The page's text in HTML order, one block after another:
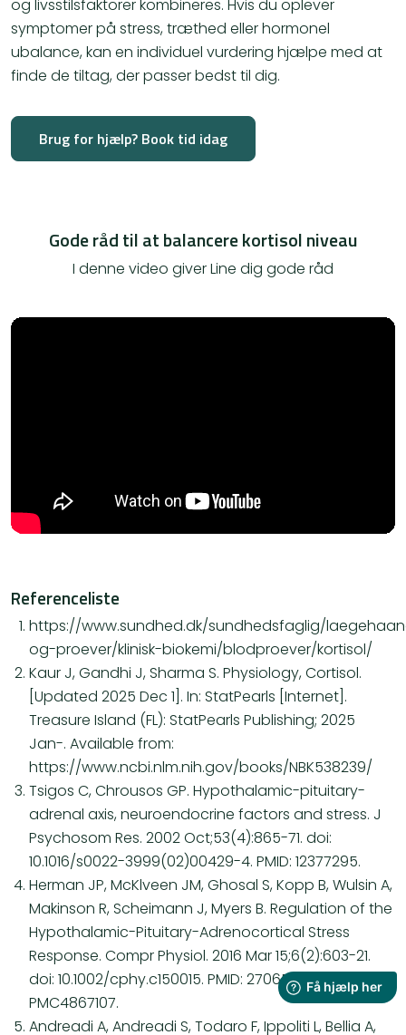
og livsstilsfaktorer kombineres. Hvis du oplever
symptomer på stress, træthed eller hormonel
ubalance, kan en individuel vurdering hjælpe med at
finde de tiltag, der passer bedst til dig.
Brug for hjælp? Book tid idag
Gode råd til at balancere kortisol niveau
I denne video giver Line dig gode råd
Referenceliste
https://www.sundhed.dk/sundhedsfaglig/
og-proever/klinisk-biokemi/blodproever/kortisol/
Kaur J, Gandhi J, Sharma S. Physiology, Cortisol.
[Updated 2025 Dec 1]. In: StatPearls [Internet].
Treasure Island (FL): StatPearls Publishing; 2025
Jan-. Available from:
https://www.ncbi.nlm.nih.gov/books/NBK538239/
Tsigos C, Chrousos GP. Hypothalamic-pituitary-
adrenal axis, neuroendocrine factors and stress. J
Psychosom Res. 2002 Oct;53(4):865-71. doi:
10.1016/s0022-3999(02)00429-4. PMID: 12377295.
Herman JP, McKlveen JM, Ghosal S, Kopp B, Wulsin A,
Makinson R, Scheimann J, Myers B. Regulation of the
Hypothalamic-Pituitary-Adrenocortical Stress
Response. Compr Physiol. 2016 Mar 15;6(2):603-21.
doi: 10.1002/cphy.c150015. PMID: 27065163; PMCID:
PMC4867107.
Andreadi A, Andreadi S, Todaro F, Ippoliti L, Bellia A,